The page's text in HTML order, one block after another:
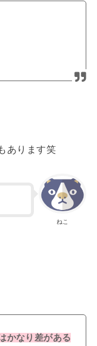
あります笑
ねこ
かなり差がある